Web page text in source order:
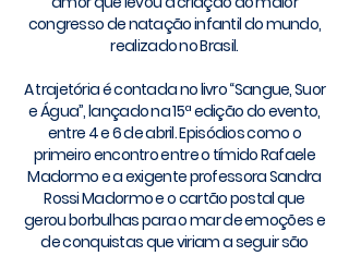
congresso de natação infantil do mundo,
realizado no Brasil.
A trajetória é contada no livro “Sangue, Suor
e Água”, lançado na 15ª edição do evento,
entre 4 e 6 de abril. Episódios como o
primeiro encontro entre o tímido Rafaele
Madormo e a exigente professora Sandra
Rossi Madormo e o cartão postal que
gerou borbulhas para o mar de emoções e
de conquistas que viriam a seguir são